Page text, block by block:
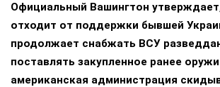
Официальный Вашингтон
отходит от поддержки бывшей
продолжает снабжать ВСУ
поставлять закупленное ранее
американская администрация